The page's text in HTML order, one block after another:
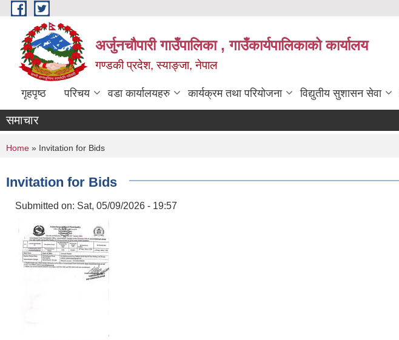
Skip to main content
अर्जुनचौपारी गाउँपालिका , गाउँकार्यपालिकाको कार्यालय
गण्डकी प्रदेश, स्याङ्जा, नेपाल
गृहपृष्ठ परिचय वडा कार्यालयहरु कार्यक्रम तथा परियोजना विद्युतीय सुशासन सेवा
समाचार
You are here
Home » Invitation for Bids
Invitation for Bids
Submitted on: Sat, 05/09/2026 - 19:57